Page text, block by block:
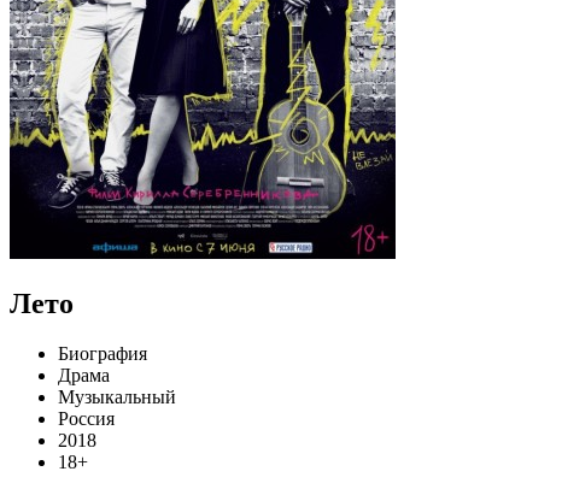
Лето
Биография
Драма
Музыкальный
Россия
2018
18+